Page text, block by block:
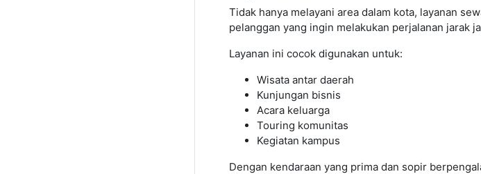
Tidak hanya melayani area dalam kota, layanan
pelanggan yang ingin melakukan perjalanan jarak
Layanan ini cocok digunakan untuk:
Wisata antar daerah
Kunjungan bisnis
Acara keluarga
Touring komunitas
Kegiatan kampus
Dengan kendaraan yang prima dan sopir